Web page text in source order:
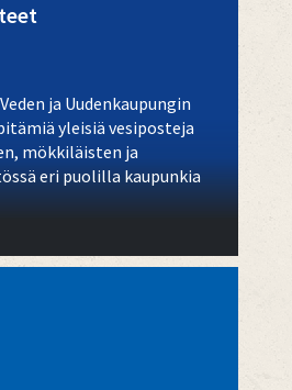
ja Uudenkaupungin
yleisiä vesiposteja
mökkiläisten ja
eri puolilla kaupunkia